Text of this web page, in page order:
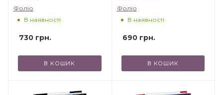
Фоліо
В наявності
730 грн.
В КОШИК
Фоліо
В наявності
690грн.
В КОШИК